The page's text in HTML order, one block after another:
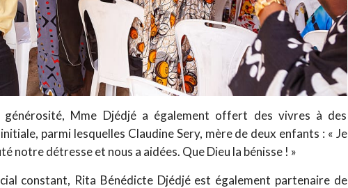
générosité, Mme Djédjé a également offert des vivres à des
parmi lesquelles Claudine Sery, mère de deux enfants : « Je
notre détresse et nous a aidées. Que Dieu la bénisse ! »
constant, Rita Bénédicte Djédjé est également partenaire de